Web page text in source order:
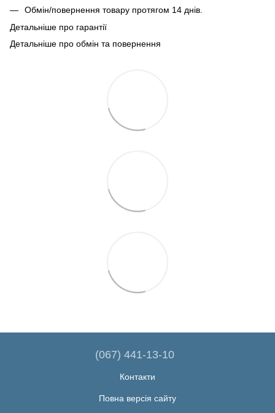
Обмін/повернення товару протягом 14 днів.
Детальніше про гарантії
Детальніше про обмін та повернення
(067) 441-13-10
Контакти
Повна версія сайту